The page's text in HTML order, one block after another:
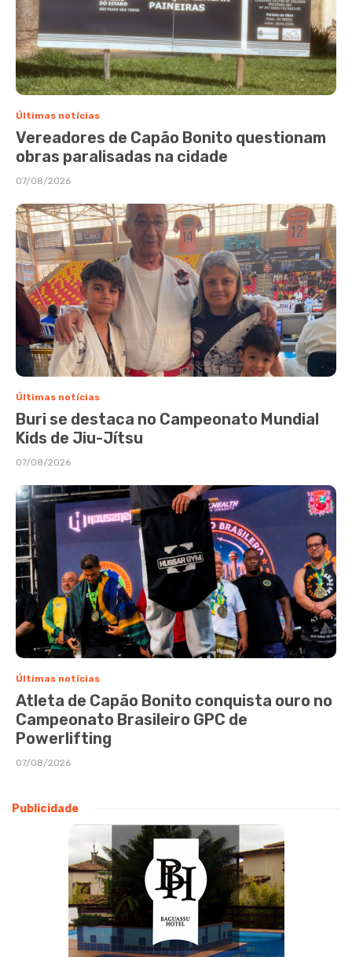
Últimas notícias
Vereadores de Capão Bonito questionam
obras paralisadas na cidade
07/08/2026
Últimas notícias
Buri se destaca no Campeonato Mundial
Kids de Jiu-Jítsu
07/08/2026
Últimas notícias
Atleta de Capão Bonito conquista ouro no
Campeonato Brasileiro GPC de
Powerlifting
07/08/2026
Publicidade